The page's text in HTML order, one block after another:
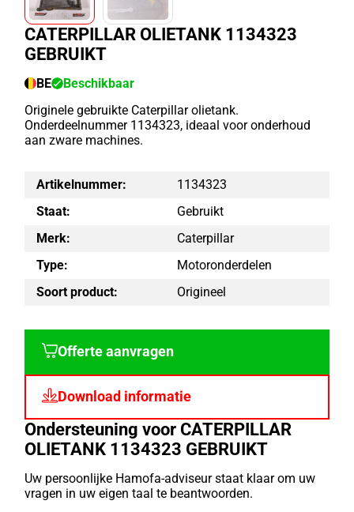
CATERPILLAR OLIETANK 1134323
GEBRUIKT
BE
Beschikbaar
Originele gebruikte Caterpillar olietank.
Onderdeelnummer 1134323, ideaal voor onderhoud
aan zware machines.
Artikelnummer:
1134323
Staat:
Gebruikt
Merk:
Caterpillar
Type:
Motoronderdelen
Soort product:
Origineel
Offerte aanvragen
Download informatie
Ondersteuning voor CATERPILLAR
OLIETANK 1134323 GEBRUIKT
Uw persoonlijke Hamofa-adviseur staat klaar om uw
vragen in uw eigen taal te beantwoorden.